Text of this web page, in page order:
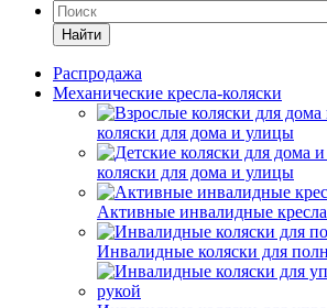
Найти
Распродажа
Механические кресла-коляски
коляски для дома и улицы
коляски для дома и улицы
Активные инвалидные
Инвалидные коляски для